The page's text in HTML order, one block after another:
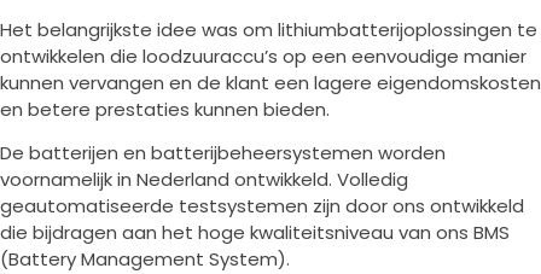
Het belangrijkste idee was om lithiumbatterijoplossingen te
ontwikkelen die loodzuuraccu’s op een eenvoudige manier
kunnen vervangen en de klant een lagere eigendomskosten
en betere prestaties kunnen bieden.
De batterijen en batterijbeheersystemen worden
voornamelijk in Nederland ontwikkeld. Volledig
geautomatiseerde testsystemen zijn door ons ontwikkeld
die bijdragen aan het hoge kwaliteitsniveau van ons BMS
(Battery Management System).